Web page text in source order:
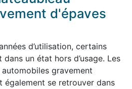
d'épaves
d’utilisation, certains
un état hors d’usage. Les
gravement
également se retrouver dans